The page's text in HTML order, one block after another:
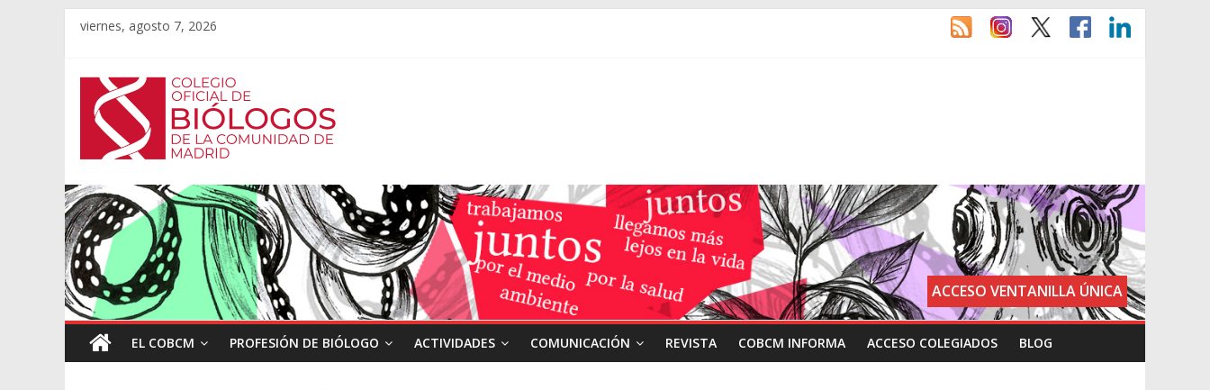
viernes, agosto 7, 2026
ACCESO VENTANILLA ÚNICA
EL COBCM PROFESIÓN DE BIÓLOGO ACTIVIDADES COMUNICACIÓN REVISTA COBCM INFORMA ACCESO COLEGIADOS BLOG